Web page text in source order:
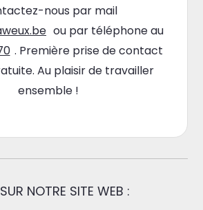
nous par mail
ou par téléphone au
. Première prise de contact
Au plaisir de travailler
ensemble !
NOTRE SITE WEB :